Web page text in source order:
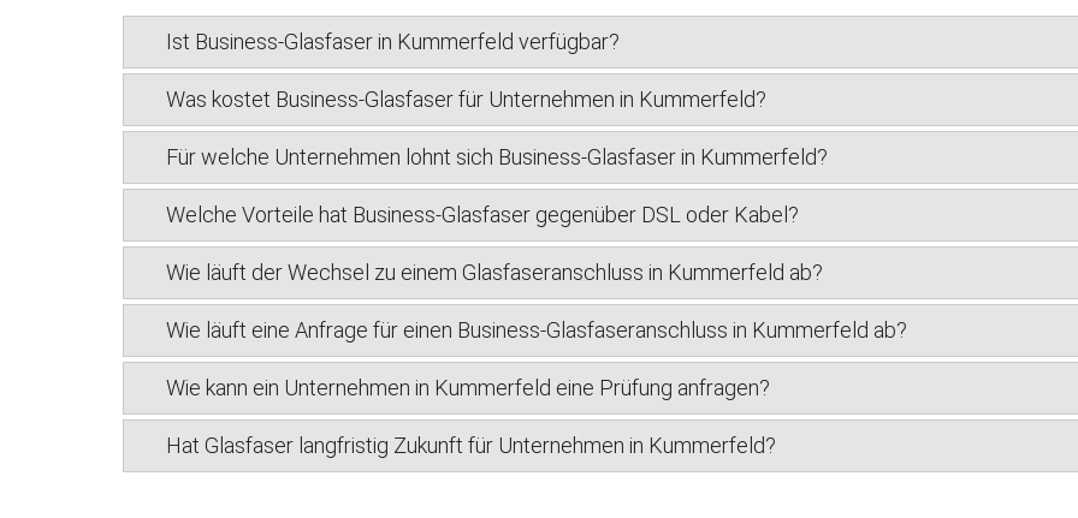
Ist Business-Glasfaser in Kummerfeld verfügbar?
Was kostet Business-Glasfaser für Unternehmen in Kummerfeld?
Für welche Unternehmen lohnt sich Business-Glasfaser in Kummerfeld?
Welche Vorteile hat Business-Glasfaser gegenüber DSL oder Kabel?
Wie läuft der Wechsel zu einem Glasfaseranschluss in Kummerfeld ab?
Wie läuft eine Anfrage für einen Business-Glasfaseranschluss in Kummerfeld ab?
Wie kann ein Unternehmen in Kummerfeld eine Prüfung anfragen?
Hat Glasfaser langfristig Zukunft für Unternehmen in Kummerfeld?